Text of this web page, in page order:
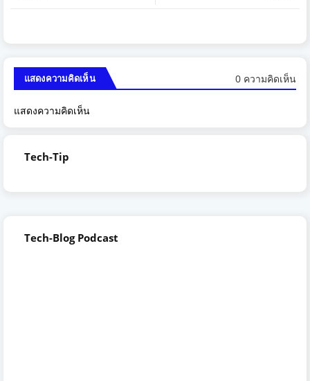
แสดงความคิดเห็น 0 ความคิดเห็น
แสดงความคิดเห็น
Tech-Tip
Tech-Blog Podcast